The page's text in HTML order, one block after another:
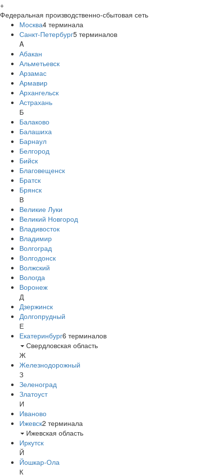
+
Федеральная производственно-сбытовая сеть
Москва4 терминала
Санкт-Петербург5 терминалов
A
Абакан
Альметьевск
Арзамас
Армавир
Архангельск
Астрахань
Б
Балаково
Балашиха
Барнаул
Белгород
Бийск
Благовещенск
Братск
Брянск
В
Великие Луки
Великий Новгород
Владивосток
Владимир
Волгоград
Волгодонск
Волжский
Вологда
Воронеж
Д
Дзержинск
Долгопрудный
Е
Екатеринбург6 терминалов
Свердловская область
Ж
Железнодорожный
З
Зеленоград
Златоуст
И
Иваново
Ижевск2 терминала
Ижевская область
Иркутск
Й
Йошкар-Ола
К